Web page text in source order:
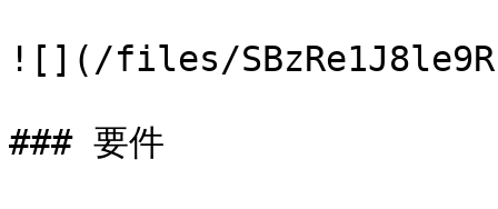
![](/files/
### 要件